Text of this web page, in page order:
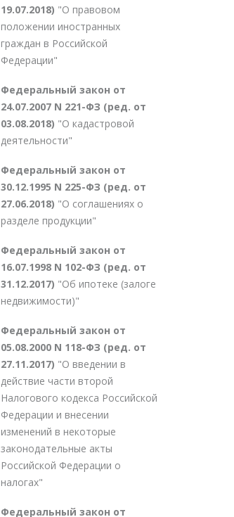
19.07.2018) "О правовом
положении иностранных
граждан в Российской
Федерации"
Федеральный закон от
24.07.2007 N 221-ФЗ (ред. от
03.08.2018) "О кадастровой
деятельности"
Федеральный закон от
30.12.1995 N 225-ФЗ (ред. от
27.06.2018) "О соглашениях о
разделе продукции"
Федеральный закон от
16.07.1998 N 102-ФЗ (ред. от
31.12.2017) "Об ипотеке (залоге
недвижимости)"
Федеральный закон от
05.08.2000 N 118-ФЗ (ред. от
27.11.2017) "О введении в
действие части второй
Налогового кодекса Российской
Федерации и внесении
изменений в некоторые
законодательные акты
Российской Федерации о
налогах"
Федеральный закон от